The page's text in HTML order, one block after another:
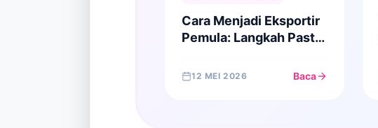
Cara Menjadi Eksportir
Pemula: Langkah Pasti
ke Pasar Dunia
12 MEI 2026 Baca